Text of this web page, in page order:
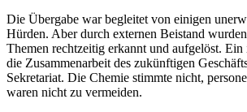
Die Übergabe war begleitet von einigen
Hürden. Aber durch externen Beistand
Themen rechtzeitig erkannt und aufgelöst.
die Zusammenarbeit des zukünftigen
Sekretariat. Die Chemie stimmte nicht,
waren nicht zu vermeiden.